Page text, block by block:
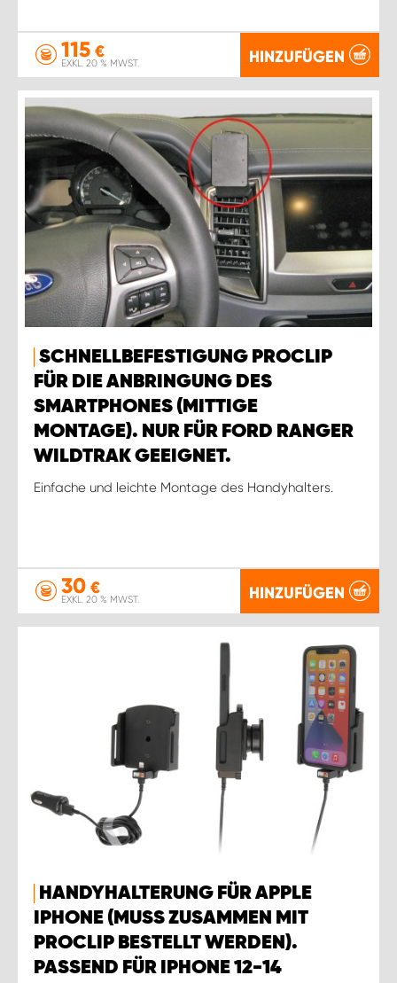
115 €
EXKL. 20 % MWST. HINZUFÜGEN
SCHNELLBEFESTIGUNG PROCLIP
FÜR DIE ANBRINGUNG DES
SMARTPHONES (MITTIGE
MONTAGE). NUR FÜR FORD RANGER
WILDTRAK GEEIGNET.
Einfache und leichte Montage des Handyhalters.
30 €
EXKL. 20 % MWST. HINZUFÜGEN
HANDYHALTERUNG FÜR APPLE
IPHONE (MUSS ZUSAMMEN MIT
PROCLIP BESTELLT WERDEN).
PASSEND FÜR IPHONE 12-14